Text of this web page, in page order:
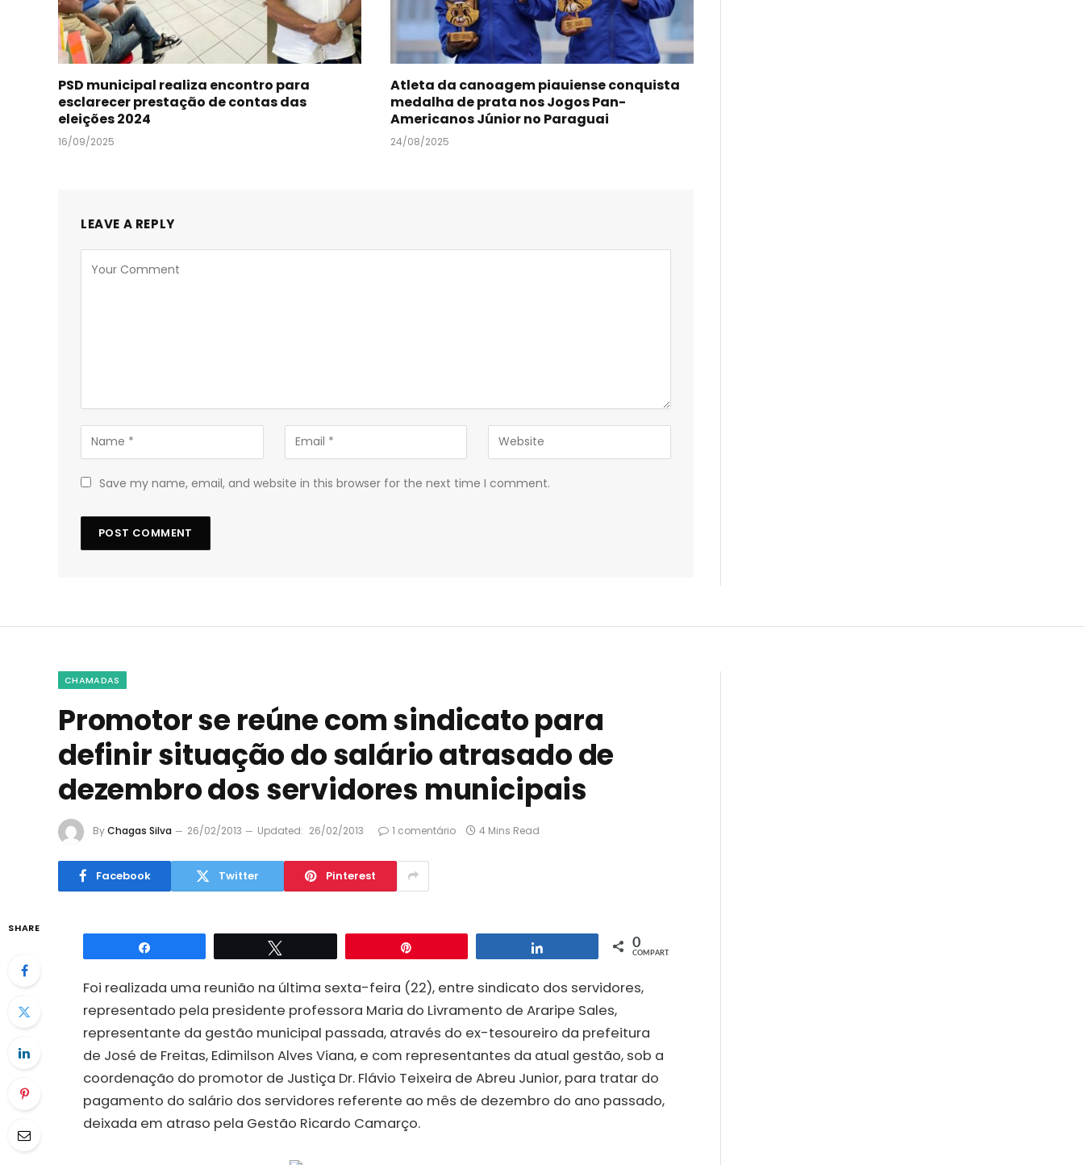
PSD municipal realiza encontro para
esclarecer prestação de contas das
eleições 2024
16/09/2025
Atleta da canoagem piauiense conquista
medalha de prata nos Jogos Pan-
Americanos Júnior no Paraguai
24/08/2025
LEAVE A REPLY
Save my name, email, and website in this browser for the next time I comment.
CHAMADAS
Promotor se reúne com sindicato para
definir situação do salário atrasado de
dezembro dos servidores municipais
ByChagas Silva 26/02/2013 Updated: 26/02/2013 1 comentário 4 Mins Read
Facebook Twitter Pinterest
SHARE
Compartilhar 0
COMPART.
Foi realizada uma reunião na última sexta-feira (22), entre sindicato dos servidores,
representado pela presidente professora Maria do Livramento de Araripe Sales,
representante da gestão municipal passada, através do ex-tesoureiro da prefeitura
de José de Freitas, Edimilson Alves Viana, e com representantes da atual gestão, sob a
coordenação do promotor de Justiça Dr. Flávio Teixeira de Abreu Junior, para tratar do
pagamento do salário dos servidores referente ao mês de dezembro do ano passado,
deixada em atraso pela Gestão Ricardo Camarço.